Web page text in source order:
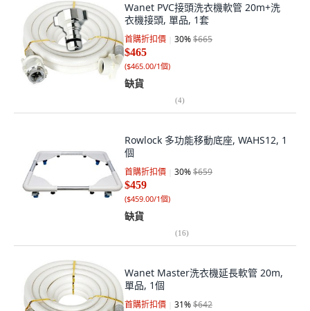
Wanet PVC接頭洗衣機軟管 20m+洗
衣機接頭, 單品, 1套
首購折扣價 30%$665
$465
($465.00/1個)
缺貨
(4)
Rowlock 多功能移動底座, WAHS12, 1
個
首購折扣價 30%$659
$459
($459.00/1個)
缺貨
(16)
Wanet Master洗衣機延長軟管 20m,
單品, 1個
首購折扣價 31%$642